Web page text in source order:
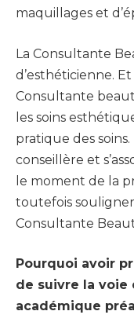
maquillages et
La Consultante
d’esthéticienne.
Consultante
les soins
pratique des
conseillère et
le moment de la
toutefois
Consultante
Pourquoi avoir
de suivre la
académique